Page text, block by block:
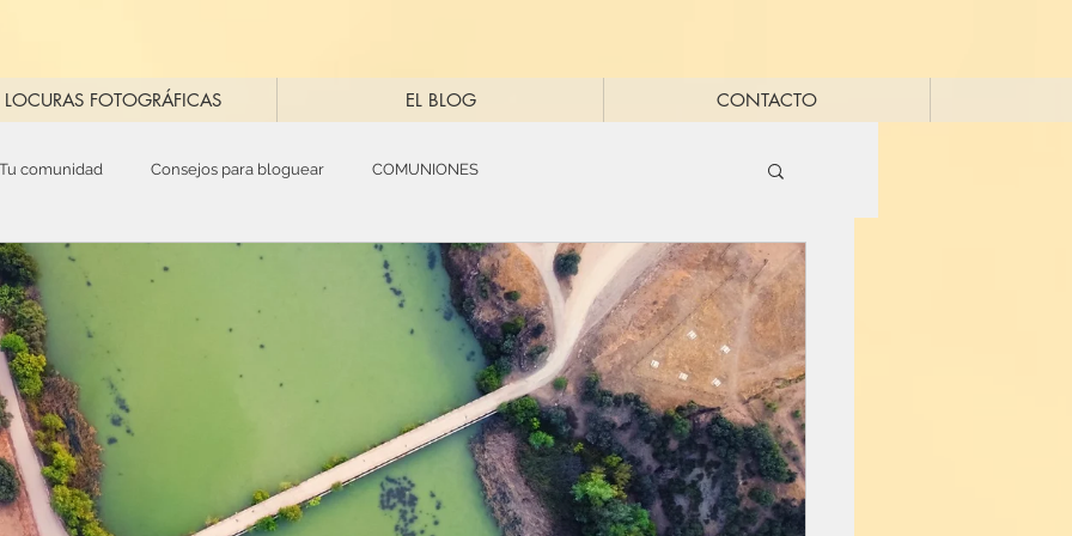
LOCURAS FOTOGRÁFICAS EL BLOG CONTACTO
Tu comunidad Consejos para bloguear COMUNIONES